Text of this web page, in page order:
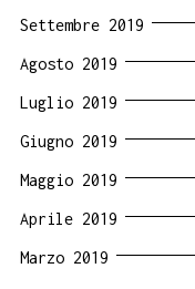
Settembre 2019
Agosto 2019
Luglio 2019
Giugno 2019
Maggio 2019
Aprile 2019
Marzo 2019